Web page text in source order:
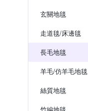
玄關地毯
走道毯/床邊毯
長毛地毯
羊毛/仿羊毛地毯
絲質地毯